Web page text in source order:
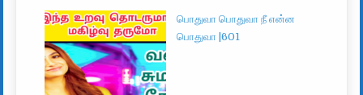
பொதுவா பொதுவா நீ என்ன
பொதுவா |601